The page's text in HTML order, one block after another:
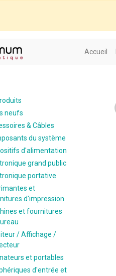
Accueil
neufs
& Câbles
du système
d'alimentation
grand public
portative
et
d'impression
et fournitures
/ Affichage /
et portables
d'entrée et